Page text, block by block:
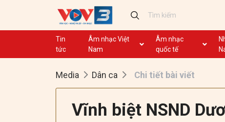
Tin
tức
Âm nhạc Việt
Nam
Ca khúc
Nhạc mới
Dân ca
Ca nhạc theo yêu cầu
Âm nhạc
quốc tế
Ca khúc
Không lời
Media Dân ca Chi tiết bài viết
Vĩnh biệt NSND